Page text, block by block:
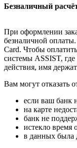
Безналичный
При оформлении
безналичной
Card. Чтобы
системы ASSIST,
действия, имя
Вам могут отказать
если ваш банк
на карте
банк не
истекло время
в данных была